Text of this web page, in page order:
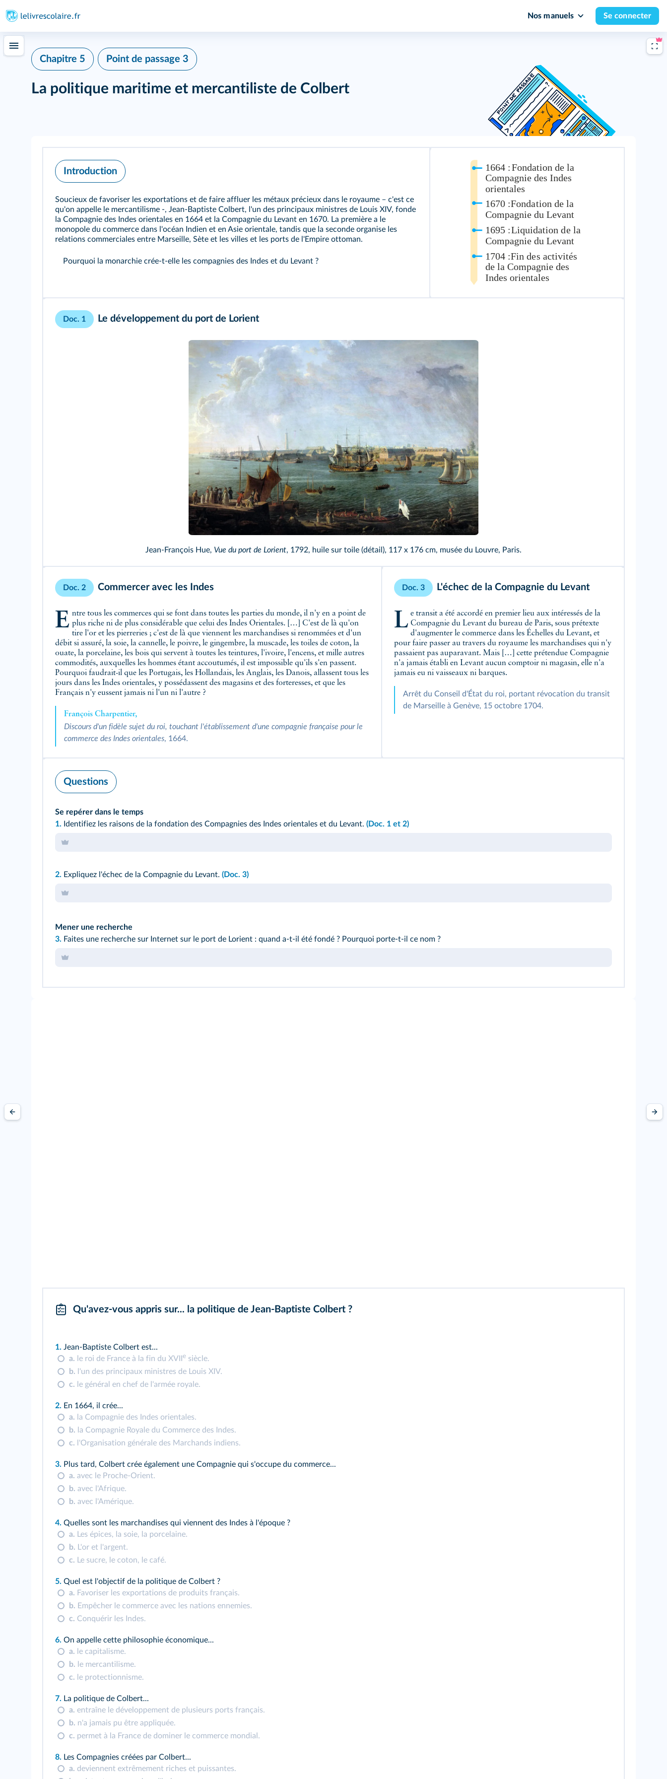
Nos manuels Se connecter
Chapitre 5 Point de passage 3
La politique maritime et mercantiliste de Colbert
Introduction
Soucieux de favoriser les exportations et de faire affluer les métaux précieux dans le royaume – c'est ce
qu'on appelle le mercantilisme ‑, Jean-Baptiste Colbert, l'un des principaux ministres de Louis XIV, fonde
la Compagnie des Indes orientales en 1664 et la Compagnie du Levant en 1670. La première a le
monopole du commerce dans l'océan Indien et en Asie orientale, tandis que la seconde organise les
relations commerciales entre Marseille, Sète et les villes et les ports de l'Empire ottoman.
Pourquoi la monarchie crée‑t‑elle les compagnies des Indes et du Levant ?
Doc. 1 Le développement du port de Lorient
Jean-François Hue, Vue du port de Lorient, 1792, huile sur toile (détail), 117 x 176 cm, musée du Louvre, Paris.
Doc. 2 Commercer avec les Indes
Entre tous les commerces qui se font dans toutes les parties du monde, il n'y en a point de plus riche ni de plus considérable que celui des Indes Orientales. […] C'est de là qu'on
tire l'or et les pierreries ; c'est de là que viennent les marchandises si renommées et d'un
débit si assuré, la soie, la cannelle, le poivre, le gingembre, la muscade, les toiles de coton, la
ouate, la porcelaine, les bois qui servent à toutes les teintures, l'ivoire, l'encens, et mille autres
commodités, auxquelles les hommes étant accoutumés, il est impossible qu'ils s'en passent.
Pourquoi faudrait-il que les Portugais, les Hollandais, les Anglais, les Danois, allassent tous les
jours dans les Indes orientales, y possédassent des magasins et des forteresses, et que les
Français n'y eussent jamais ni l'un ni l'autre ?
François Charpentier,
Discours d'un fidèle sujet du roi, touchant l'établissement d'une compagnie française pour le
commerce des Indes orientales, 1664.
Doc. 3 L'échec de la Compagnie du Levant
Le transit a été accordé en premier lieu aux intéressés de la Compagnie du Levant du bureau de Paris, sous prétexte
d'augmenter le commerce dans les Échelles du Levant, et
pour faire passer au travers du royaume les marchandises qui n'y
passaient pas auparavant. Mais […] cette prétendue Compagnie
n'a jamais établi en Levant aucun comptoir ni magasin, elle n'a
jamais eu ni vaisseaux ni barques.
Arrêt du Conseil d'État du roi, portant révocation du transit
de Marseille à Genève, 15 octobre 1704.
Questions
Se repérer dans le temps
1. Identifiez les raisons de la fondation des Compagnies des Indes orientales et du Levant. (Doc. 1 et 2)
2. Expliquez l'échec de la Compagnie du Levant. (Doc. 3)
Mener une recherche
3. Faites une recherche sur Internet sur le port de Lorient : quand a‑t‑il été fondé ? Pourquoi porte-t-il ce nom ?
Qu'avez‑vous appris sur... la politique de Jean‑Baptiste Colbert ?
1. Jean‑Baptiste Colbert est...
a. le roi de France à la fin du XVII e siècle.
b. l'un des principaux ministres de Louis XIV.
c. le général en chef de l'armée royale.
2. En 1664, il crée...
a. la Compagnie des Indes orientales.
b. la Compagnie Royale du Commerce des Indes.
c. l'Organisation générale des Marchands indiens.
3. Plus tard, Colbert crée également une Compagnie qui s'occupe du commerce...
a. avec le Proche‑Orient.
b. avec l'Afrique.
b. avec l'Amérique.
4. Quelles sont les marchandises qui viennent des Indes à l'époque ?
a. Les épices, la soie, la porcelaine.
b. L'or et l'argent.
c. Le sucre, le coton, le café.
5. Quel est l'objectif de la politique de Colbert ?
a. Favoriser les exportations de produits français.
b. Empêcher le commerce avec les nations ennemies.
c. Conquérir les Indes.
6. On appelle cette philosophie économique...
a. le capitalisme.
b. le mercantilisme.
c. le protectionnisme.
7. La politique de Colbert...
a. entraîne le développement de plusieurs ports français.
b. n'a jamais pu être appliquée.
c. permet à la France de dominer le commerce mondial.
8. Les Compagnies créées par Colbert...
a. deviennent extrêmement riches et puissantes.